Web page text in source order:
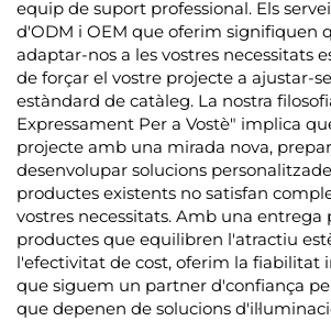
equip de suport professional. Els
d'ODM i OEM que oferim signifiquen
adaptar-nos a les vostres necessitats
de forçar el vostre projecte a ajustar-
estàndard de catàleg. La nostra
Expressament Per a Vostè" implica
projecte amb una mirada nova,
desenvolupar solucions
productes existents no satisfan
vostres necessitats. Amb una
productes que equilibren l'atractiu
l'efectivitat de cost, oferim la fiabilitat
que siguem un partner d'confiança
que depenen de solucions